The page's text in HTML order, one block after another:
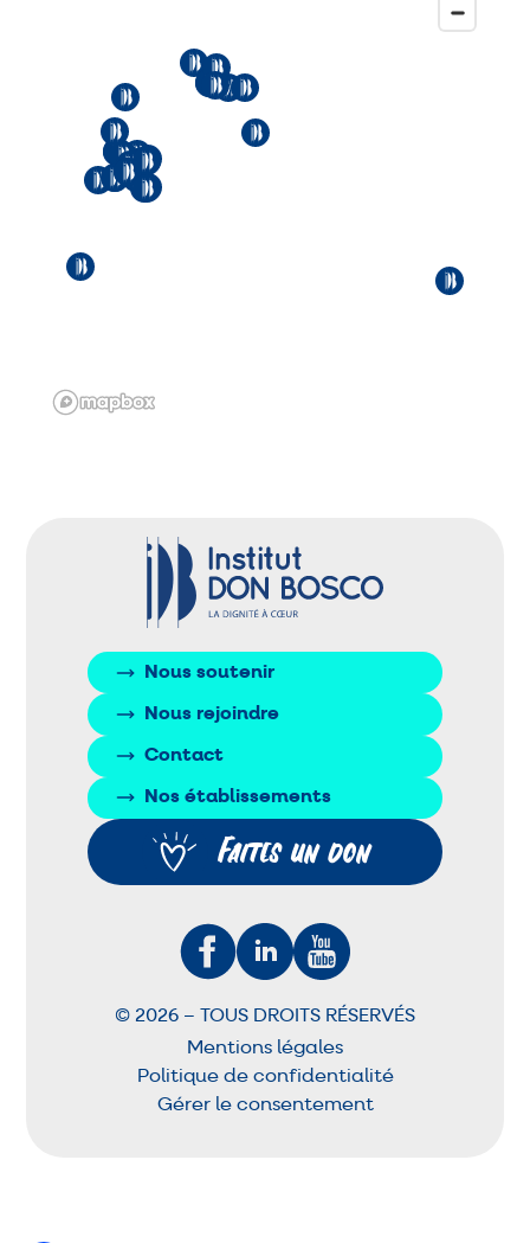
Nous soutenir
Nous rejoindre
Contact
Nos établissements
Faites un don
© 2026 – TOUS DROITS RÉSERVÉS
Mentions légales
Politique de confidentialité
Gérer le consentement